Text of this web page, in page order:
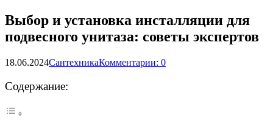
Выбор и установка инсталляции для
подвесного унитаза: советы экспертов
18.06.2024СантехникаКомментарии: 0
Содержание: